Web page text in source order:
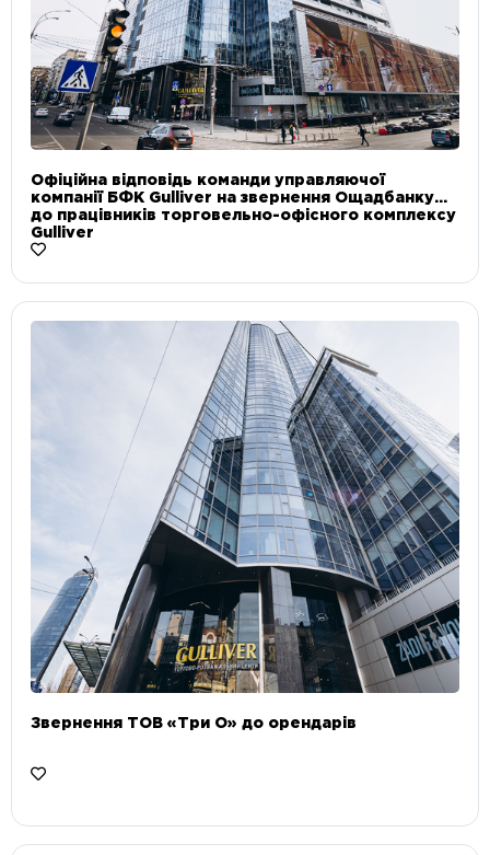
Офіційна відповідь команди управляючої
компанії БФК Gulliver на звернення Ощадбанку
до працівників торговельно-офісного комплексу
Gulliver
Звернення ТОВ «Три О» до орендарів